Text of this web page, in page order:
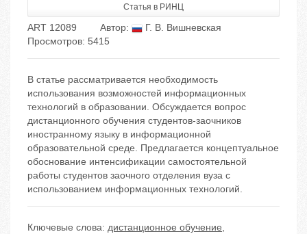
Статья в РИНЦ
ART 12089 Автор:
Г. В. Вишневская
Просмотров: 5415
В статье рассматривается необходимость
использования возможностей информационных
технологий в образовании. Обсуждается вопрос
дистанционного обучения студентов-заочников
иностранному языку в информационной
образовательной среде. Предлагается концептуальное
обоснование интенсификации самостоятельной
работы студентов заочного отделения вуза с
использованием информационных технологий.
Ключевые слова: дистанционное обучение,